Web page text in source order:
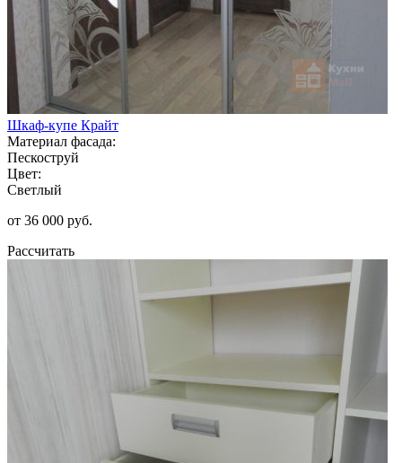
Шкаф-купе Крайт
Материал фасада:
Пескоструй
Цвет:
Светлый
от 36 000 руб.
Рассчитать